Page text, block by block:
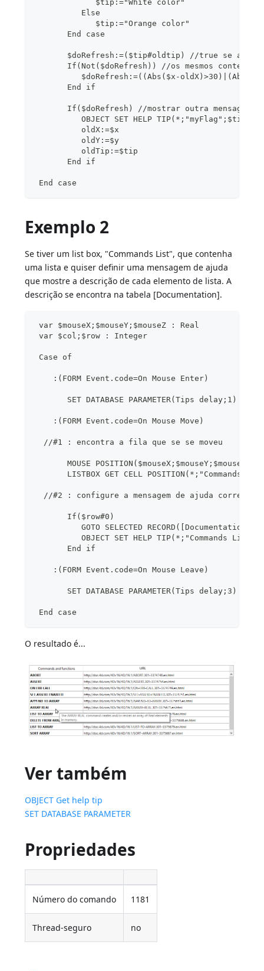
$tip:="White color"
Else
$tip:="Orange color"
End case
$doRefresh:=($tip#oldtip) //true se a
If(Not($doRefresh)) //os mesmos conteúdos
$doRefresh:=((Abs($x-oldX)>30)|(Abs($y-
End if
If($doRefresh) //mostrar outra mensagem
OBJECT SET HELP TIP(*;"myFlag";$tip)
oldX:=$x
oldY:=$y
oldTip:=$tip
End if
End case
Exemplo 2
Se tiver um list box, "Commands List", que contenha
uma lista e quiser definir uma mensagem de ajuda
que mostre a descrição de cada elemento de lista. A
descrição se encontra na tabela [Documentation].
var $mouseX;$mouseY;$mouseZ : Real
var $col;$row : Integer
Case of
:(FORM Event.code=On Mouse Enter)
SET DATABASE PARAMETER(Tips delay;1) //
:(FORM Event.code=On Mouse Move)
//#1 : encontra a fila que se se moveu
MOUSE POSITION($mouseX;$mouseY;$mouseZ)
LISTBOX GET CELL POSITION(*;"Commands
//#2 : configure a mensagem de ajuda
If($row#0)
GOTO SELECTED
OBJECT SET HELP TIP(*;"Commands
End if
:(FORM Event.code=On Mouse Leave)
SET DATABASE PARAMETER(Tips delay;3) //
End case
O resultado é...
Ver também
OBJECT Get help tip
SET DATABASE PARAMETER
Propriedades
Número do comando 1181
Thread-seguro no